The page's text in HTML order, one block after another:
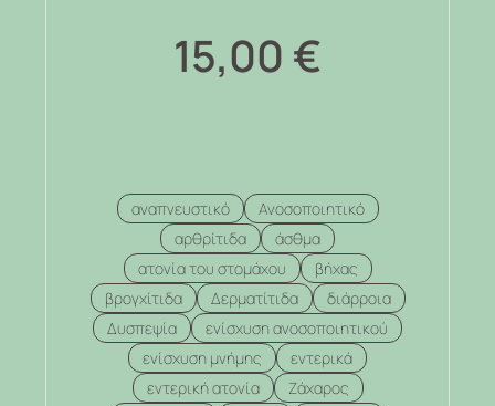
15,00 €
αναπνευστικό
Ανοσοποιητικό
αρθρίτιδα
άσθμα
ατονία του στομάχου
βήχας
βρογχίτιδα
Δερματίτιδα
διάρροια
Δυσπεψία
ενίσχυση ανοσοποιητικού
ενίσχυση μνήμης
εντερικά
εντερική ατονία
Ζάχαρος